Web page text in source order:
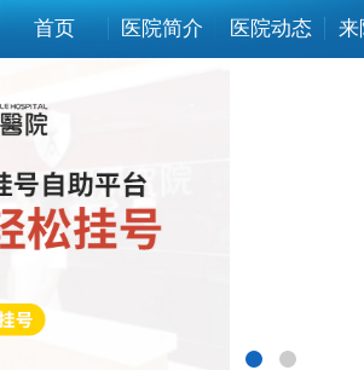
首页 医院简介 医院动态 来